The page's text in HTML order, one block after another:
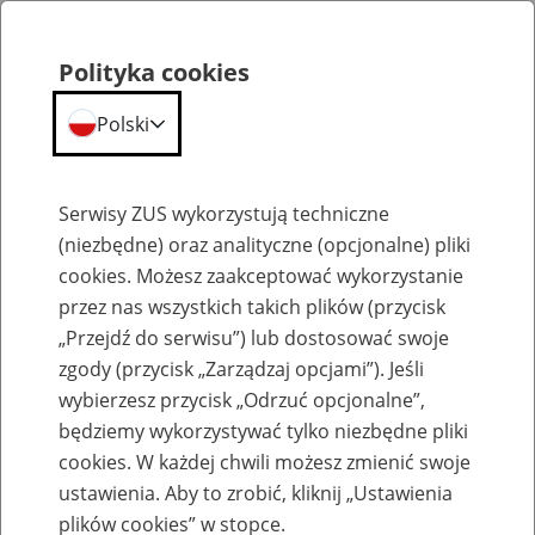
Emerytury
Baza zlikwidowanych lub
przekształconych zakładów pracy
Polityka cookies
Polski
Serwisy ZUS wykorzystują techniczne
(niezbędne) oraz analityczne (opcjonalne) pliki
cookies. Możesz zaakceptować wykorzystanie
przez nas wszystkich takich plików (przycisk
„Przejdź do serwisu”) lub dostosować swoje
zgody (przycisk „Zarządzaj opcjami”). Jeśli
wybierzesz przycisk „Odrzuć opcjonalne”,
będziemy wykorzystywać tylko niezbędne pliki
cookies. W każdej chwili możesz zmienić swoje
ustawienia. Aby to zrobić, kliknij „Ustawienia
plików cookies” w stopce.